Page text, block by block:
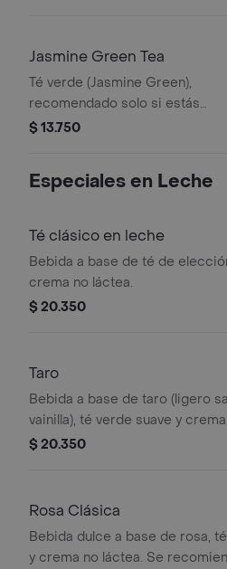
Jasmine Green Tea
Té verde (Jasmine Green),
recomendado solo si estás
acostumbrado a los sabores de
$ 13.750
Especiales en Leche
Té clásico en leche
Bebida a base de té de
crema no láctea.
$ 20.350
Taro
Bebida a base de taro (ligero
vainilla), té verde suave y
láctea. Se recomienda con poca
$ 20.350
Rosa Clásica
Bebida dulce a base de rosa,
y crema no láctea. Se